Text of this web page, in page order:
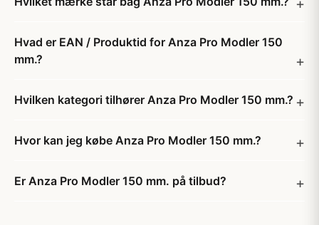
Hvad er EAN / Produktid for Anza Pro Modler 150
mm.?
Hvilken kategori tilhører Anza Pro Modler 150 mm.?
Hvor kan jeg købe Anza Pro Modler 150 mm.?
Er Anza Pro Modler 150 mm. på tilbud?